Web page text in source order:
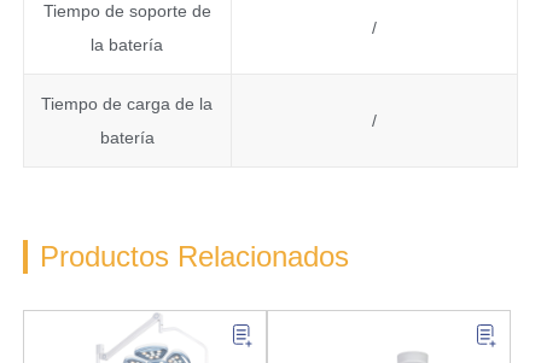
Tiempo de soporte de
la batería
/
Tiempo de carga de la
batería
/
Productos Relacionados